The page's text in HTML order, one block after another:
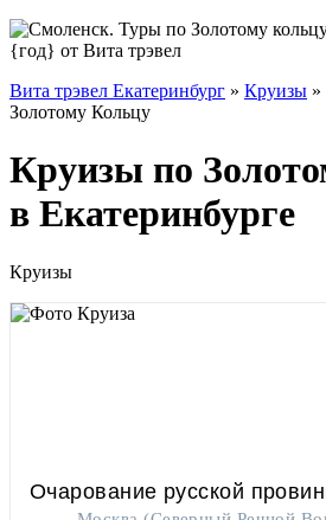
Вита трэвел Екатеринбург » Круизы »
Золотому Кольцу
Круизы по
в Екатеринбурге
Круизы
Очарование русской